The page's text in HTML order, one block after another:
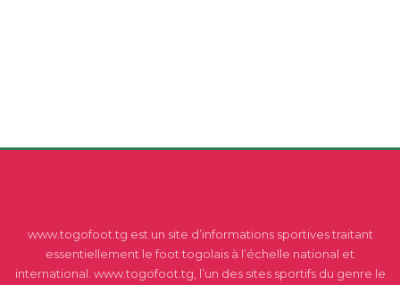
www.togofoot.tg est un site d’informations sportives traitant
essentiellement le foot togolais à l’échelle national et
international. www.togofoot.tg, l’un des sites sportifs du genre le